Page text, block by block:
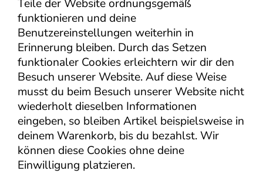
Teile der Website ordnungsgemäß
funktionieren und deine
Benutzereinstellungen weiterhin in
Erinnerung bleiben. Durch das Setzen
funktionaler Cookies erleichtern wir dir den
Besuch unserer Website. Auf diese Weise
musst du beim Besuch unserer Website nicht
wiederholt dieselben Informationen
eingeben, so bleiben Artikel beispielsweise in
deinem Warenkorb, bis du bezahlst. Wir
können diese Cookies ohne deine
Einwilligung platzieren.